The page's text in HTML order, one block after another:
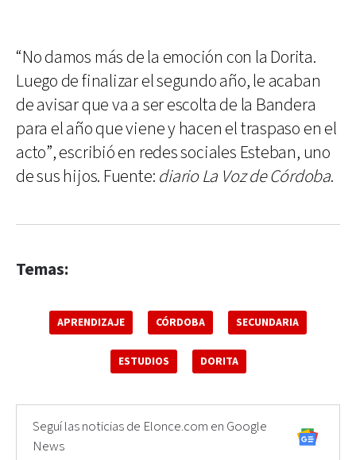
“No damos más de la emoción con la Dorita.
Luego de finalizar el segundo año, le acaban
de avisar que va a ser escolta de la Bandera
para el año que viene y hacen el traspaso en el
acto”, escribió en redes sociales Esteban, uno
de sus hijos. Fuente: diario La Voz de Córdoba.
Temas:
APRENDIZAJE CÓRDOBA SECUNDARIA
ESTUDIOS DORITA
Seguí las noticias de Elonce.com en Google
News